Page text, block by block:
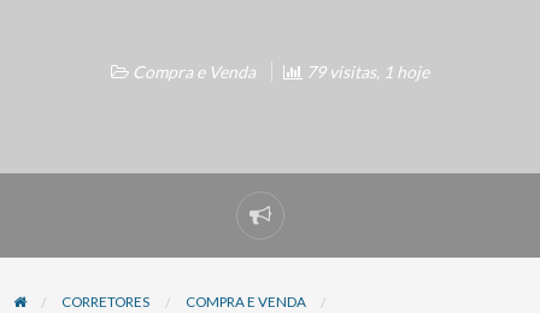
Compra e Venda 79 visitas, 1 hoje
Denunciar
problema
CORRETORES
COMPRA E VENDA